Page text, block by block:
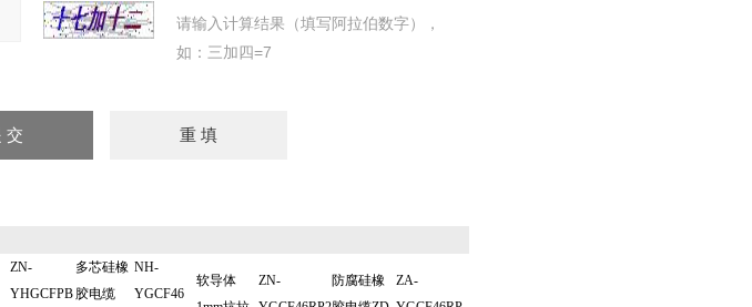
请输入计算结果（填写阿拉伯数字），
如：三加四=7
ZN-
YHGCFPB
多芯硅橡
胶电缆
NH-
YGCF46
软导体
ZN-
防腐硅橡
ZA-